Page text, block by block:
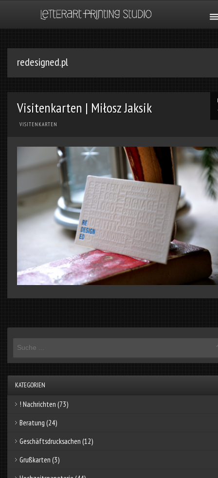
redesigned.pl
Visitenkarten | Miłosz Jaksik
VISITENKARTEN
KATEGORIEN
! Nachrichten (73)
Beratung (24)
Geschäftsdrucksachen (12)
Grußkarten (3)